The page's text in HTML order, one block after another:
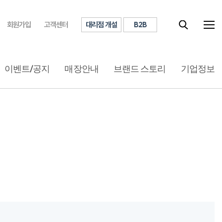
회원가입 고객센터 대리점 개설 B2B
이벤트/공지 매장안내 브랜드 스토리 기업정보